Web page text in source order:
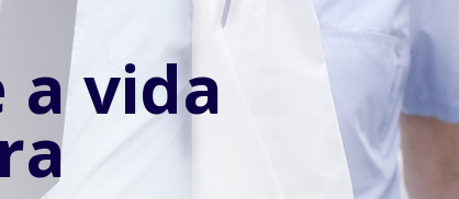
a vida